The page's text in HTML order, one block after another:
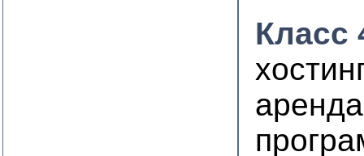
Класс